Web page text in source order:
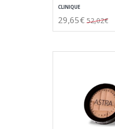
CLINIQUE
29,65€ 52,02€